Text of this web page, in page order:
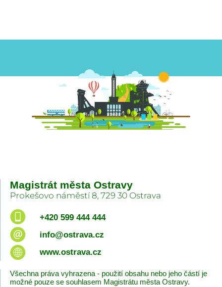
Magistrát města Ostravy
Prokešovo náměstí 8, 729 30 Ostrava
+420 599 444 444
info@ostrava.cz
www.ostrava.cz
Všechna práva vyhrazena - použití obsahu nebo jeho částí je
možné pouze se souhlasem Magistrátu města Ostravy.